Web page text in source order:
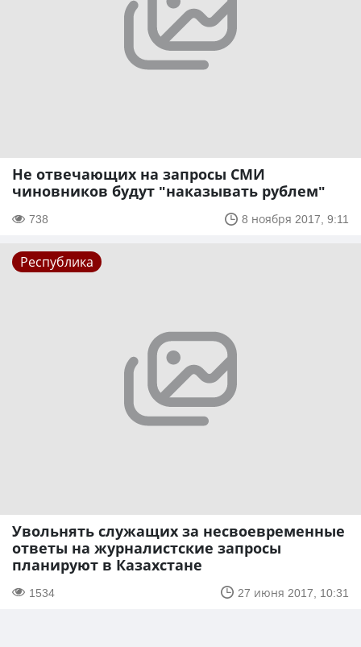
Не отвечающих на запросы СМИ
чиновников будут "наказывать рублем"
738 8 ноября 2017, 9:11
Республика
Увольнять служащих за несвоевременные
ответы на журналистские запросы
планируют в Казахстане
1534 27 июня 2017, 10:31